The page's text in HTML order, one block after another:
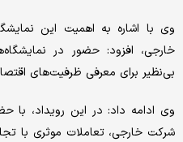
وی با اشاره به اهمیت این
خارجی، افزود: حضور در
بی‌نظیر برای معرفی ظرفیت‌های
شرکت خارجی، تعاملات موثری با تجار